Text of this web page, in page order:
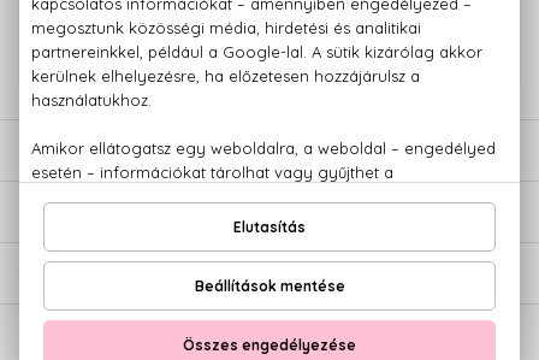
Kérdésed van, elakadtál? Hívd ügyfélszolgálatunkat:
779 1926
LEÍRÁS
ÉRTÉKELÉSEK (0)